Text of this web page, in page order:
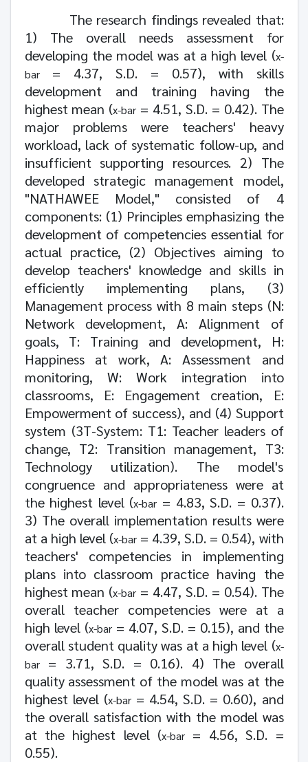
The research findings revealed that:
1) The overall needs assessment for
developing the model was at a high level (x-
bar= 4.37, S.D. = 0.57), with skills
development and training having the
highest mean (x-bar = 4.51, S.D. = 0.42). The
major problems were teachers' heavy
workload, lack of systematic follow-up, and
insufficient supporting resources. 2) The
developed strategic management model,
"NATHAWEE Model," consisted of 4
components: (1) Principles emphasizing the
development of competencies essential for
actual practice, (2) Objectives aiming to
develop teachers' knowledge and skills in
efficiently implementing plans, (3)
Management process with 8 main steps (N:
Network development, A: Alignment of
goals, T: Training and development, H:
Happiness at work, A: Assessment and
monitoring, W: Work integration into
classrooms, E: Engagement creation, E:
Empowerment of success), and (4) Support
system (3T-System: T1: Teacher leaders of
change, T2: Transition management, T3:
Technology utilization). The model's
congruence and appropriateness were at
the highest level (x-bar = 4.83, S.D. = 0.37).
3) The overall implementation results were
at a high level (x-bar= 4.39, S.D. = 0.54), with
teachers' competencies in implementing
plans into classroom practice having the
highest mean (x-bar = 4.47, S.D. = 0.54). The
overall teacher competencies were at a
high level (x-bar= 4.07, S.D. = 0.15), and the
overall student quality was at a high level (x-
bar= 3.71, S.D. = 0.16). 4) The overall
quality assessment of the model was at the
highest level (x-bar= 4.54, S.D. = 0.60), and
the overall satisfaction with the model was
at the highest level (x-bar = 4.56, S.D. =
0.55).